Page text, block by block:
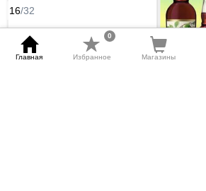
16/32
Главная Избранное
0
Магазины